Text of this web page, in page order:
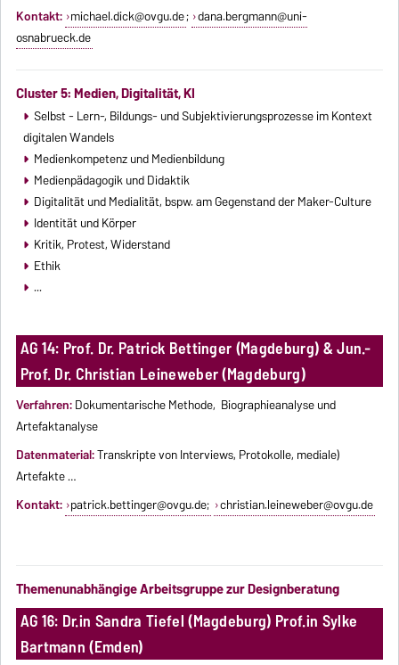
Kontakt: michael.dick@ovgu.de; dana.bergmann@uni-
osnabrueck.de
Cluster 5: Medien, Digitalität, KI
Selbst - Lern-, Bildungs- und Subjektivierungsprozesse im Kontext
digitalen Wandels
Medienkompetenz und Medienbildung
Medienpädagogik und Didaktik
Digitalität und Medialität, bspw. am Gegenstand der Maker-Culture
Identität und Körper
Kritik, Protest, Widerstand
Ethik
...
AG 14: Prof. Dr. Patrick Bettinger (Magdeburg) & Jun.-
Prof. Dr. Christian Leineweber (Magdeburg)
Verfahren:Dokumentarische Methode, Biographieanalyse und
Artefaktanalyse
Datenmaterial:Transkripte von Interviews, Protokolle, mediale)
Artefakte …
Kontakt: patrick.bettinger@ovgu.de; christian.leineweber@ovgu.de
Themenunabhängige Arbeitsgruppe zur Designberatung
AG 16: Dr.in Sandra Tiefel (Magdeburg) Prof.in Sylke
Bartmann (Emden)